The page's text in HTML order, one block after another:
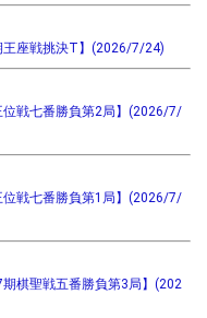
王座戦挑決T】(2026/7/24)
戦七番勝負第2局】(2026/7/
戦七番勝負第1局】(2026/7/
棋聖戦五番勝負第3局】(202